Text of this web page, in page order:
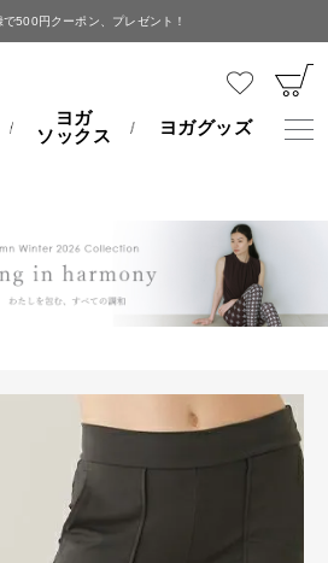
500円クーポン、プレゼント！
ヨガ
ソックス
ヨガグッズ